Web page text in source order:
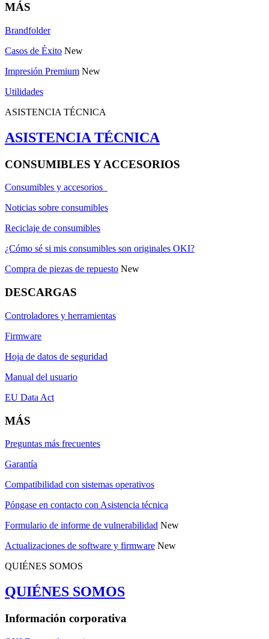
MÁS
Brandfolder
Casos de Éxito New
Impresión Premium New
Utilidades
ASISTENCIA TÉCNICA
ASISTENCIA TÉCNICA
CONSUMIBLES Y ACCESORIOS
Consumibles y accesorios
Noticias sobre consumibles
Reciclaje de consumibles
¿Cómo sé si mis consumibles son originales OKI?
Compra de piezas de repuesto New
DESCARGAS
Controladores y herramientas
Firmware
Hoja de datos de seguridad
Manual del usuario
EU Data Act
MÁS
Preguntas más frecuentes
Garantía
Compatibilidad con sistemas operativos
Póngase en contacto con Asistencia técnica
Formulario de informe de vulnerabilidad New
Actualizaciones de software y firmware New
QUIÉNES SOMOS
QUIÉNES SOMOS
Información corporativa